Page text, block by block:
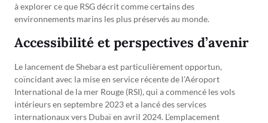
à explorer ce que RSG décrit comme certains des
environnements marins les plus préservés au monde.
Accessibilité et perspectives d’avenir
Le lancement de Shebara est particulièrement opportun,
coïncidant avec la mise en service récente de l’Aéroport
International de la mer Rouge (RSI), qui a commencé les vols
intérieurs en septembre 2023 et a lancé des services
internationaux vers Dubaï en avril 2024. L’emplacement